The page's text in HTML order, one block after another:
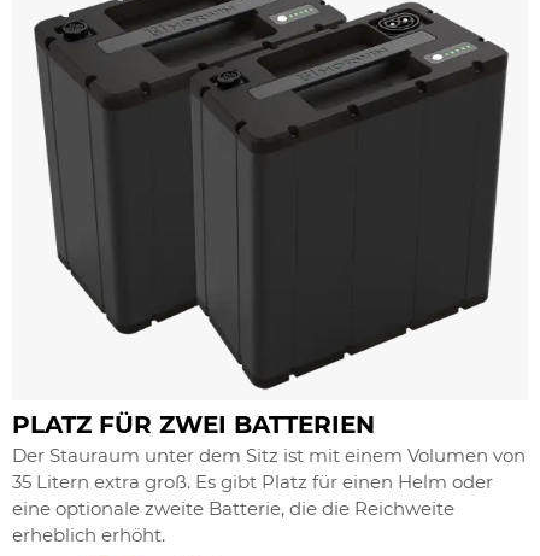
PLATZ FÜR ZWEI BATTERIEN
Der Stauraum unter dem Sitz ist mit einem Volumen von
35 Litern extra groß. Es gibt Platz für einen Helm oder
eine optionale zweite Batterie, die die Reichweite
erheblich erhöht.